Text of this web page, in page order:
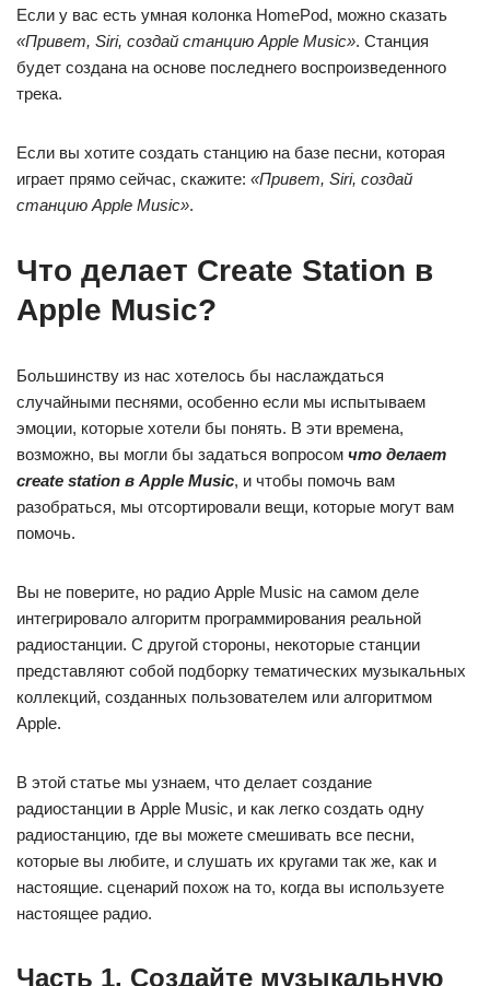
Если у вас есть умная колонка HomePod, можно сказать
«Привет, Siri, создай станцию Apple Music». Станция
будет создана на основе последнего воспроизведенного
трека.
Если вы хотите создать станцию на базе песни, которая
играет прямо сейчас, скажите: «Привет, Siri, создай
станцию Apple Music».
Что делает Create Station в
Apple Music?
Большинству из нас хотелось бы наслаждаться
случайными песнями, особенно если мы испытываем
эмоции, которые хотели бы понять. В эти времена,
возможно, вы могли бы задаться вопросом что делает
create station в Apple Music, и чтобы помочь вам
разобраться, мы отсортировали вещи, которые могут вам
помочь.
Вы не поверите, но радио Apple Music на самом деле
интегрировало алгоритм программирования реальной
радиостанции. С другой стороны, некоторые станции
представляют собой подборку тематических музыкальных
коллекций, созданных пользователем или алгоритмом
Apple.
В этой статье мы узнаем, что делает создание
радиостанции в Apple Music, и как легко создать одну
радиостанцию, где вы можете смешивать все песни,
которые вы любите, и слушать их кругами так же, как и
настоящие. сценарий похож на то, когда вы используете
настоящее радио.
Часть 1. Создайте музыкальную